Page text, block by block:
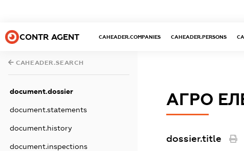
CONTR AGENT CAHEADER.COMPANIES CAHEADER.PERSONS
CAHEADER.SEARCH
document.dossier
document.statements
document.history
document.inspections
АГРО
dossier.title